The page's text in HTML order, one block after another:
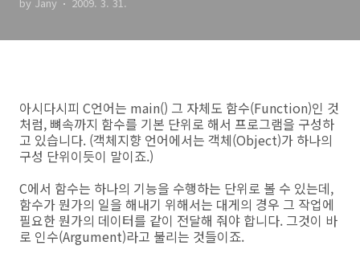
아시다시피 C언어는 main() 그 자체도 함수(Function)인 것
처럼, 뼈속까지 함수를 기본 단위로 해서 프로그램을 구성하
고 있습니다. (객체지향 언어에서는 객체(Object)가 하나의
구성 단위이듯이 말이죠.)
C에서 함수는 하나의 기능을 수행하는 단위로 볼 수 있는데,
함수가 뭔가의 일을 해내기 위해서는 대게의 경우 그 작업에
필요한 뭔가의 데이터를 같이 전달해 줘야 합니다. 그것이 바
로 인수(Argument)라고 불리는 것들이죠.